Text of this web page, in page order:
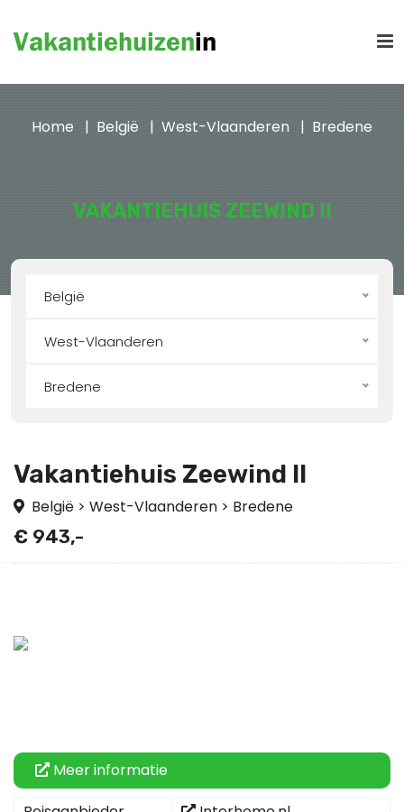
VAKANTIEHUIS ZEEWIND II
Home België West-Vlaanderen Bredene
België
West-Vlaanderen
Bredene
Vakantiehuis Zeewind II
België > West-Vlaanderen > Bredene
€ 943,-
Meer informatie